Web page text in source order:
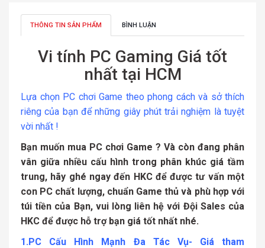
THÔNG TIN SẢN PHẨM BÌNH LUẬN
Vi tính PC Gaming Giá tốt
nhất tại HCM
Lựa chọn PC chơi Game theo phong cách và sở thích
riêng của bạn để những giây phút trải nghiệm là tuyệt
vời nhất !
Bạn muốn mua PC chơi Game ? Và còn đang phân
vân giữa nhiều cấu hình trong phân khúc giá tầm
trung, hãy ghé ngay đến HKC để được tư vấn một
con PC chất lượng, chuẩn Game thủ và phù hợp với
túi tiền của Bạn, vui lòng liên hệ với Đội Sales của
HKC để được hỗ trợ bạn giá tốt nhất nhé.
1.PC Cấu Hình Mạnh Đa Tác Vụ- Giá tham